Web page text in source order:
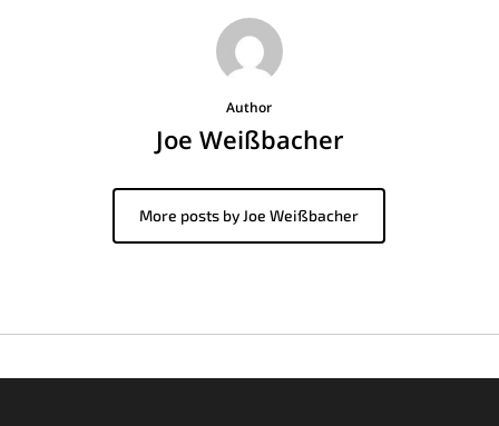
Author
Joe Weißbacher
More posts by Joe Weißbacher